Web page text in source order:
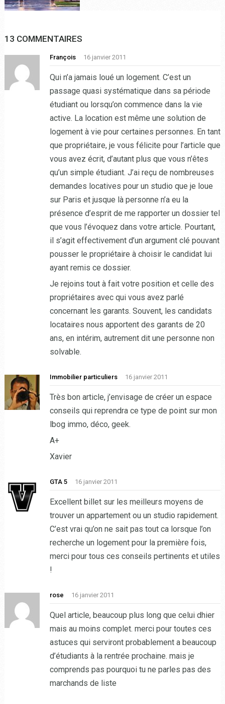
13 COMMENTAIRES
François 16 janvier 2011
Qui n’a jamais loué un logement. C’est un
passage quasi systématique dans sa période
étudiant ou lorsqu’on commence dans la vie
active. La location est même une solution de
logement à vie pour certaines personnes. En tant
que propriétaire, je vous félicite pour l’article que
vous avez écrit, d’autant plus que vous n’êtes
qu’un simple étudiant. J’ai reçu de nombreuses
demandes locatives pour un studio que je loue
sur Paris et jusque là personne n’a eu la
présence d’esprit de me rapporter un dossier tel
que vous l’évoquez dans votre article. Pourtant,
il s’agit effectivement d’un argument clé pouvant
pousser le propriétaire à choisir le candidat lui
ayant remis ce dossier.
Je rejoins tout à fait votre position et celle des
propriétaires avec qui vous avez parlé
concernant les garants. Souvent, les candidats
locataires nous apportent des garants de 20
ans, en intérim, autrement dit une personne non
solvable.
Immobilier particuliers 16 janvier 2011
Très bon article, j’envisage de créer un espace
conseils qui reprendra ce type de point sur mon
lbog immo, déco, geek.
A+
Xavier
GTA 5 16 janvier 2011
Excellent billet sur les meilleurs moyens de
trouver un appartement ou un studio rapidement.
C’est vrai qu’on ne sait pas tout ca lorsque l’on
recherche un logement pour la première fois,
merci pour tous ces conseils pertinents et utiles
!
rose 16 janvier 2011
Quel article, beaucoup plus long que celui dhier
mais au moins complet. merci pour toutes ces
astuces qui serviront probablement a beaucoup
d’étudiants à la rentrée prochaine. mais je
comprends pas pourquoi tu ne parles pas des
marchands de liste